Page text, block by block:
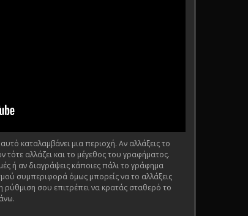
καταλαμβάνει μια περιοχή. Αν αλλάξεις το
αλλάζει και το μέγεθος του γραφήματος.
ή αν διαγράψεις κάποιες πάλι το γράφημα
συμπεριφορά όμως μπορείς να το αλλάξεις
σου επιτρέπει να κρατάς σταθερό το